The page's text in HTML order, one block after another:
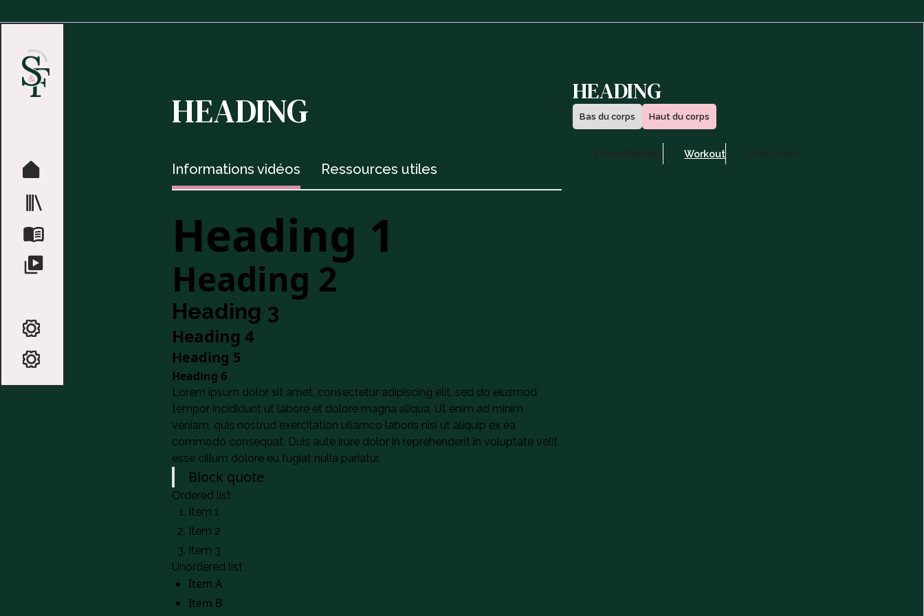
HEADING
Informations vidéos Ressources utiles
Heading 1
Heading 2
Heading 3
Heading 4
Heading 5
Heading 6
Lorem ipsum dolor sit amet, consectetur adipiscing elit, sed do eiusmod
tempor incididunt ut labore et dolore magna aliqua. Ut enim ad minim
veniam, quis nostrud exercitation ullamco laboris nisi ut aliquip ex ea
commodo consequat. Duis aute irure dolor in reprehenderit in voluptate velit
esse cillum dolore eu fugiat nulla pariatur.
Block quote
Ordered list
Item 1
Item 2
Item 3
Unordered list
Item A
Item B
HEADING
Bas du corps Haut du corps
Workout